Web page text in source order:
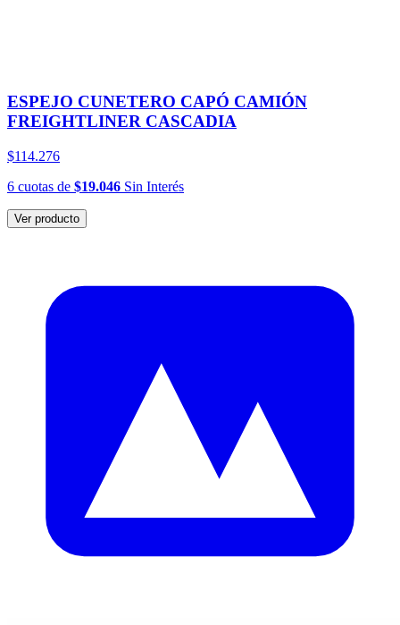
ESPEJO CUNETERO CAPÓ CAMIÓN
FREIGHTLINER CASCADIA
$114.276
6 cuotas de $19.046 Sin Interés
Ver producto